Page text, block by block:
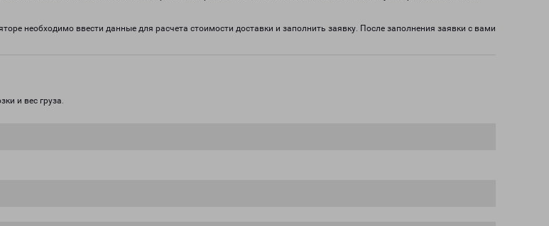
необходимо ввести данные для расчета стоимости доставки и заполнить заявку. После заполнения заявки с вами
и вес груза.